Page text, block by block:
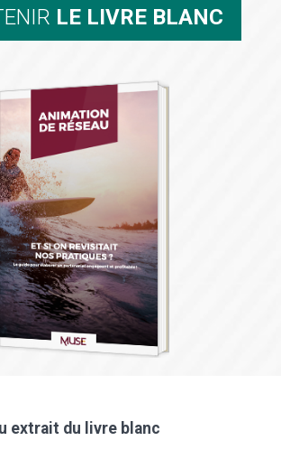
LE LIVRE BLANC
extrait du livre blanc